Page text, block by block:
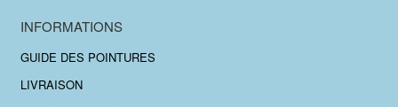
INFORMATIONS
GUIDE DES POINTURES
LIVRAISON